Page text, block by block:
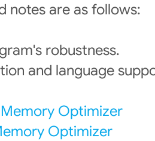
notes are as follows:
robustness.
and language
Optimizer
Optimizer